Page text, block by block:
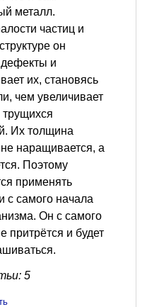
металл.
частиц и
он
и
их, становясь
чем увеличивает
Их толщина
не наращивается, а
Поэтому
применять
с самого начала
Он с самого
притрётся и будет
5